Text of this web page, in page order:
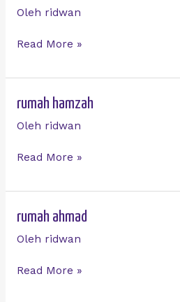
Oleh ridwan
Read More »
rumah hamzah
Oleh ridwan
rumah
Read More »
rumah ahmad
Oleh ridwan
rumah
Read More »